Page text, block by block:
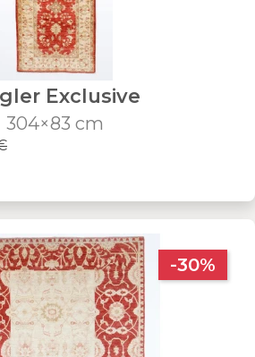
Exclusive
304×83 cm
-30%